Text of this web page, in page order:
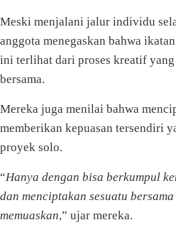
Meski menjalani jalur individu
anggota menegaskan bahwa
ini terlihat dari proses kreatif
bersama.
Mereka juga menilai bahwa
memberikan kepuasan tersendiri
proyek solo.
“Hanya dengan bisa berkumpul
dan menciptakan sesuatu
memuaskan,” ujar mereka.